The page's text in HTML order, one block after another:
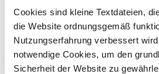
Cookies sind kleine Textdateien,
die Website ordnungsgemäß
Nutzungserfahrung verbessert
notwendige Cookies, um den
Sicherheit der Website zu
Publications
Beschaffung
Berichte von Hydro
Zurück zum Hauptmenü